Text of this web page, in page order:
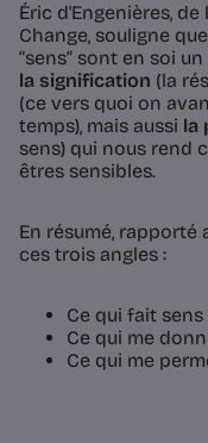
Éric d'Engenières,
Change, souligne
“sens” sont en soi
la signification (la
(ce vers quoi on
temps), mais aussi la
sens) qui nous rend
êtres sensibles.
En résumé, rapporté
ces trois angles :
Ce qui fait
Ce qui me
Ce qui me